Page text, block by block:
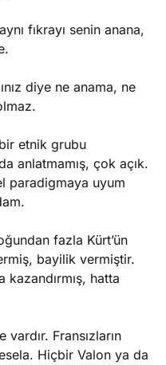
fıkrayı senin anana,
diye ne anama, ne
etnik grubu
anlatmamış, çok açık.
paradigmaya uyum
fazla Kürt’ün
bayilik vermiştir.
kazandırmış, hatta
Fransızların
Hiçbir Valon ya da